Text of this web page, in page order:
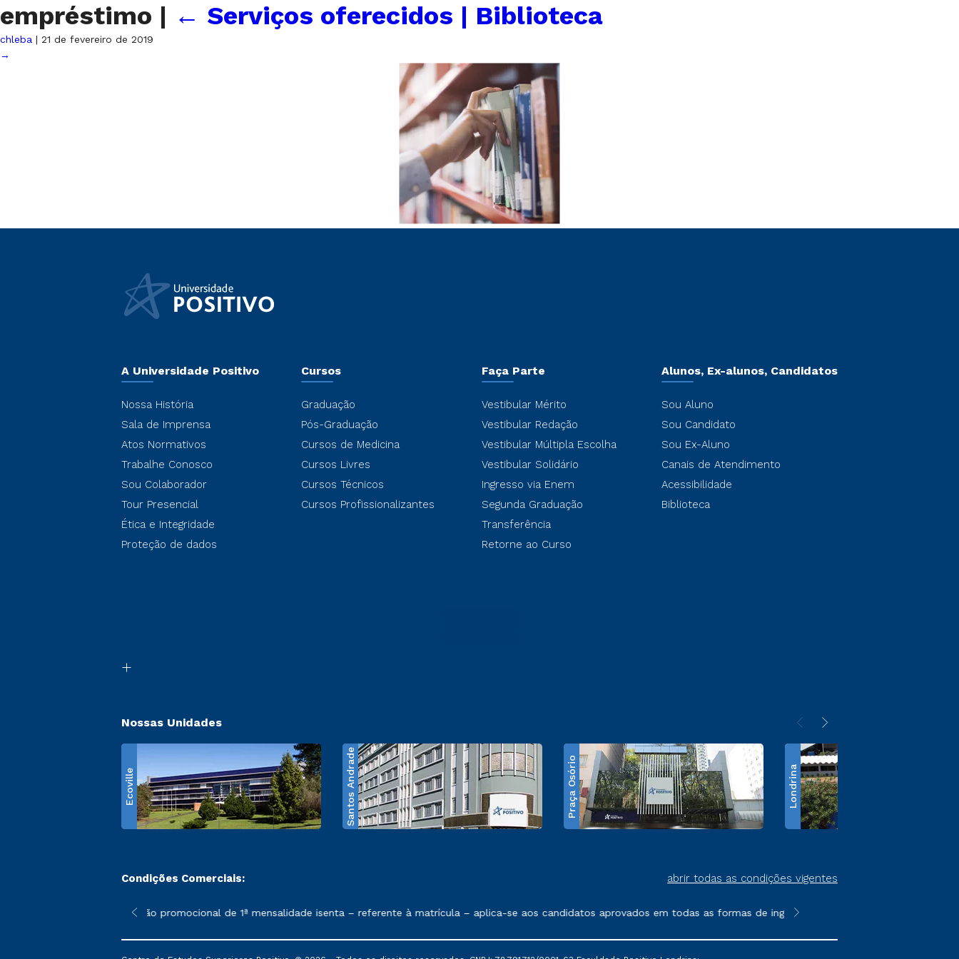
empréstimo | ← Serviços oferecidos | Biblioteca
chleba | 21 de fevereiro de 2019
→
A Universidade Positivo
Nossa História
Sala de Imprensa
Atos Normativos
Trabalhe Conosco
Sou Colaborador
Tour Presencial
Ética e Integridade
Proteção de dados
Cursos
Graduação
Pós-Graduação
Cursos de Medicina
Cursos Livres
Cursos Técnicos
Cursos Profissionalizantes
Faça Parte
Vestibular Mérito
Vestibular Redação
Vestibular Múltipla Escolha
Vestibular Solidário
Ingresso via Enem
Segunda Graduação
Transferência
Retorne ao Curso
Alunos, Ex-alunos, Candidatos
Sou Aluno
Sou Candidato
Sou Ex-Aluno
Canais de Atendimento
Acessibilidade
Biblioteca
Nossas Unidades
Ecoville Santos Andrade Praça Osório Londrina
Condições Comerciais: abrir todas as condições vigentes
sofrer alterações nos períodos de rematrícula conforme exposto no contrato de prestação de serviços
*A condição promocional de 1ª mensalidade isenta – referente à matrícula – aplica-se aos candidatos aprovados em todas as formas de ingresso, exceto na prova on-line
**Semipresencial é um formato do